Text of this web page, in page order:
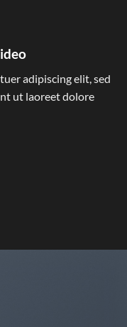
adipiscing elit, sed
ut laoreet dolore